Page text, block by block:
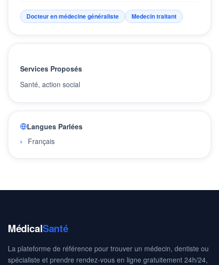
Docteur en médecine généraliste Medecin traitant
Services Proposés
Santé, action social
Langues Parlées
Français
MédicalSanté
La plateforme de référence pour trouver un médecin, dentiste ou
spécialiste et prendre rendez-vous en ligne gratuitement 24h/24,